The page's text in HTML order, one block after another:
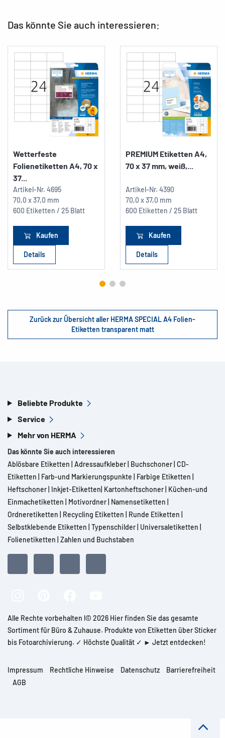
Das könnte Sie auch interessieren:
Wetterfeste
Folienetiketten A4, 70 x
37...
Artikel-Nr. 4695
70,0 x 37,0 mm
600 Etiketten / 25 Blatt
Kaufen
Details
PREMIUM Etiketten A4,
70 x 37 mm, weiß,...
Artikel-Nr. 4390
70,0 x 37,0 mm
600 Etiketten / 25 Blatt
Kaufen
Details
Zurück zur Übersicht aller HERMA SPECIAL A4 Folien-
Etiketten transparent matt
Beliebte Produkte
Service
Mehr von HERMA
Das könnte Sie auch interessieren
Ablösbare Etiketten Adressaufkleber Buchschoner CD-
Etiketten
Farb-und Markierungspunkte Farbige Etiketten
Heftschoner Inkjet-Etiketten Kartonheftschoner Küchen-und
Einmachetiketten
Motivordner Namensetiketten
Ordneretiketten
Recycling Etiketten Runde Etiketten
Selbstklebende Etiketten Typenschilder Universaletiketten
Folienetiketten Zahlen und Buchstaben
Alle Rechte vorbehalten l© 2026 Hier finden Sie das gesamte
Sortiment für Büro & Zuhause. Produkte von Etiketten über Sticker
bis Fotoarchivierung. ✓ Höchste Qualität ✓ ► Jetzt entdecken!
Impressum Rechtliche Hinweise Datenschutz
Barrierefreiheit
AGB